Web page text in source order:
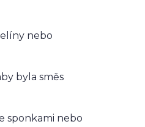
nebo
byla směs
sponkami nebo